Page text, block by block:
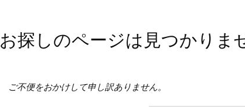
お探しのページは見つかりま
ご不便をおかけして申し訳ありません。